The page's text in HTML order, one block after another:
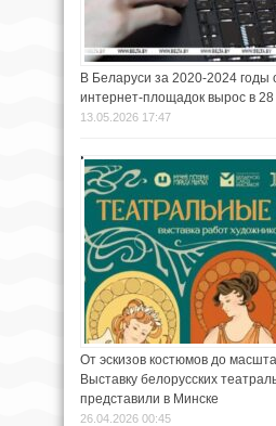
В Беларуси за 2020-2024 годы
интернет-площадок вырос в 28
13.05.2026 17:47
От эскизов костюмов до
Выставку белорусских
представили в Минске
26.04.2026 00:45